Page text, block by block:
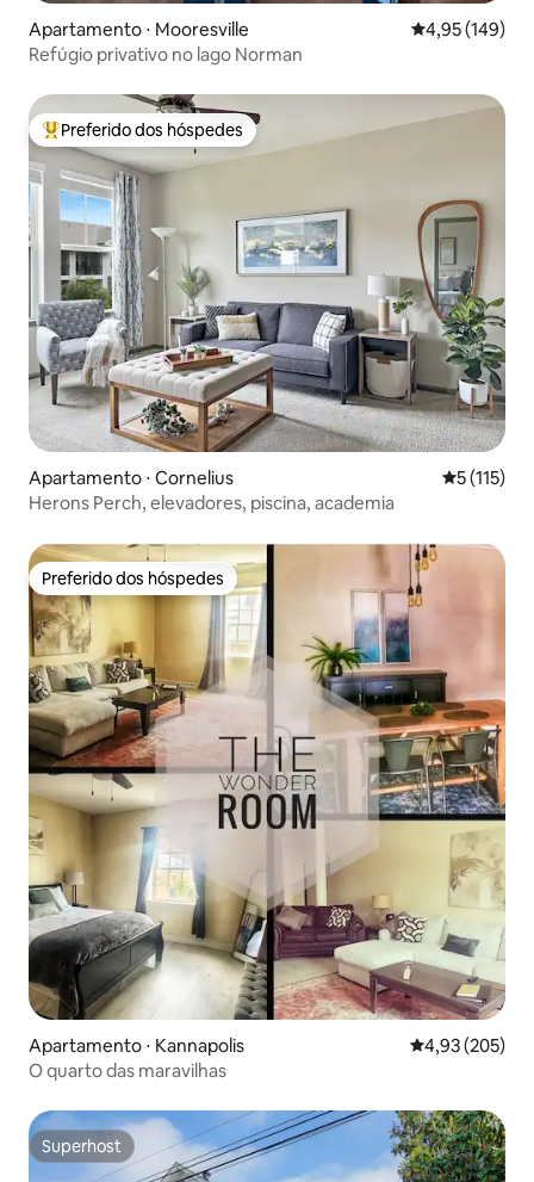
Apartamento ⋅ Mooresville 4,95 de uma
4,95 (149)
Refúgio privativo no lago Norman
Entre os melhores preferidos dos hóspedes
Preferido dos hóspedes
Apartamento ⋅ Cornelius 5 de uma
5 (115)
Herons Perch, elevadores, piscina, academia
Preferido dos hóspedes
Preferido dos hóspedes
Apartamento ⋅ Kannapolis 4,93 de uma
4,93 (205)
O quarto das maravilhas
Superhost
Superhost